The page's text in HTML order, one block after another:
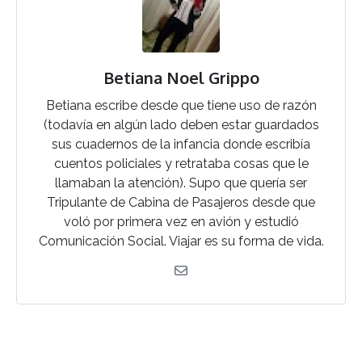
Betiana Noel Grippo
Betiana escribe desde que tiene uso de razón
(todavía en algún lado deben estar guardados
sus cuadernos de la infancia donde escribía
cuentos policiales y retrataba cosas que le
llamaban la atención). Supo que quería ser
Tripulante de Cabina de Pasajeros desde que
voló por primera vez en avión y estudió
Comunicación Social. Viajar es su forma de vida.